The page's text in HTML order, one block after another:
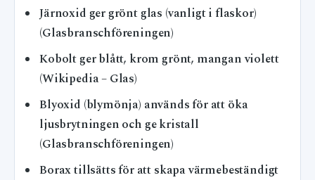
Järnoxid ger grönt glas (vanligt i flaskor)
(Glasbranschföreningen)
Kobolt ger blått, krom grönt, mangan violett
(Wikipedia – Glas)
Blyoxid (blymönja) används för att öka
ljusbrytningen och ge kristall
(Glasbranschföreningen)
Borax tillsätts för att skapa värmebeständigt